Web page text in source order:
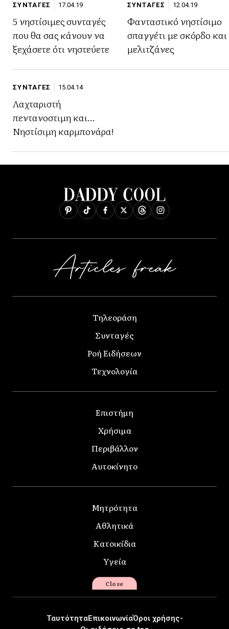
ΣΥΝΤΑΓΕΣ 17.04.19
5 νηστίσιμες συνταγές
που θα σας κάνουν να
ξεχάσετε ότι νηστεύετε
ΣΥΝΤΑΓΕΣ 12.04.19
Φανταστικό νηστίσιμο
σπαγγέτι με σκόρδο και
μελιτζάνες
ΣΥΝΤΑΓΕΣ 15.04.14
Λαχταριστή
πεντανοστιμη και…
Νηστίσιμη καρμπονάρα!
Τηλεοράση
Συνταγές
Ροή Ειδήσεων
Τεχνολογία
Επιστήμη
Χρήσιμα
Περιβάλλον
Αυτοκίνητο
Μητρότητα
Αθλητικά
Κατοικίδια
Υγεία
ΤαυτότηταΕπικοινωνίαΌροι χρήσης-
Close